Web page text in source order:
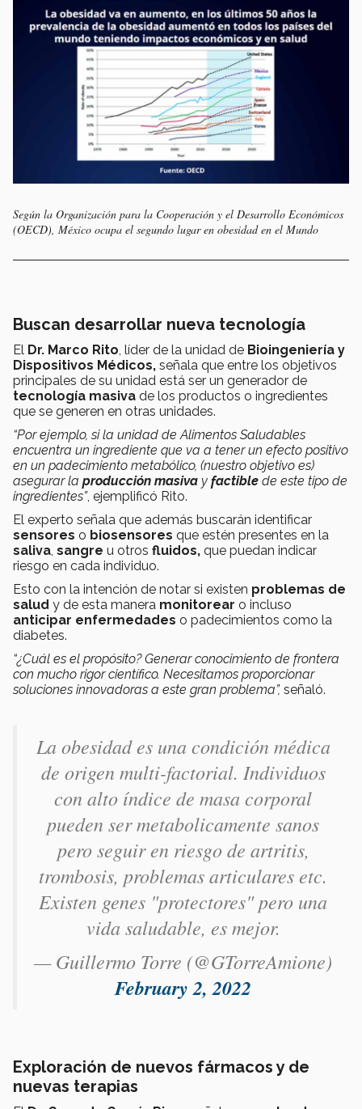
Según la Organización para la Cooperación y el Desarrollo Económicos
(OECD), México ocupa el segundo lugar en obesidad en el Mundo
Buscan desarrollar nueva tecnología
El Dr. Marco Rito, líder de la unidad de Bioingeniería y
Dispositivos Médicos, señala que entre los objetivos
principales de su unidad está ser un generador de
tecnología masiva de los productos o ingredientes
que se generen en otras unidades.
“Por ejemplo, si la unidad de Alimentos Saludables
encuentra un ingrediente que va a tener un efecto positivo
en un padecimiento metabólico, (nuestro objetivo es)
asegurar la producción masiva y factible de este tipo de
ingredientes”, ejemplificó Rito.
El experto señala que además buscarán identificar
sensores o biosensores que estén presentes en la
saliva, sangre u otros fluidos, que puedan indicar
riesgo en cada individuo.
Esto con la intención de notar si existen problemas de
salud y de esta manera monitorear o incluso
anticipar enfermedades o padecimientos como la
diabetes.
“¿Cuál es el propósito? Generar conocimiento de frontera
con mucho rigor científico. Necesitamos proporcionar
soluciones innovadoras a este gran problema”, señaló.
La obesidad es una condición médica
de origen multi-factorial. Individuos
con alto índice de masa corporal
pueden ser metabolicamente sanos
pero seguir en riesgo de artritis,
trombosis, problemas articulares etc.
Existen genes "protectores" pero una
vida saludable, es mejor.
— Guillermo Torre (@GTorreAmione)
February 2, 2022
Exploración de nuevos fármacos y de
nuevas terapias